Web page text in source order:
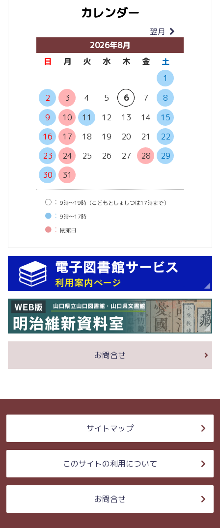
カレンダー
翌月
2026年8月
日
月 火 水 木 金
土
1
2
3 4 5 6 7
8
9
10 11 12 13 14
15
16
17 18 19 20 21
22
23
24 25 26 27 28
29
30
31
○： 9時〜19時（こどもとしょしつは17時まで）
●： 9時〜17時
●： 閉館⽇
お問合せ
サイトマップ
このサイトの利用について
お問合せ